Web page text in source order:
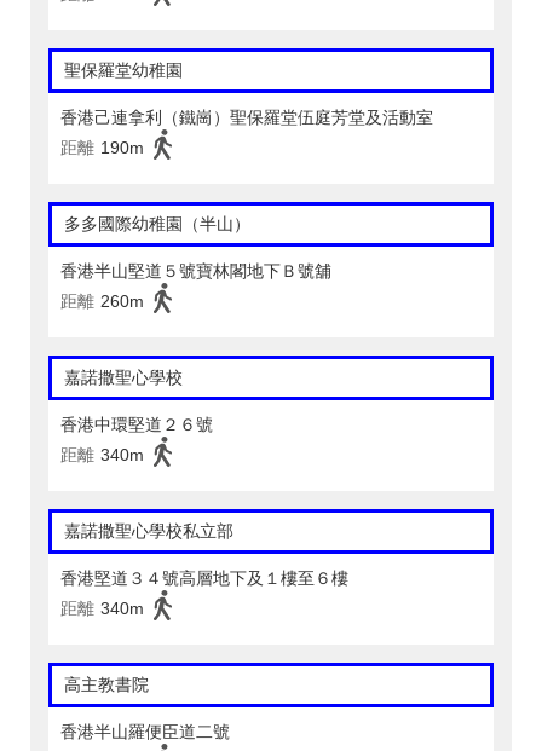
聖保羅堂幼稚園
香港己連拿利（鐵崗）聖保羅堂伍庭芳堂及活動室
距離 190m
多多國際幼稚園（半山）
香港半山堅道５號寶林閣地下Ｂ號舖
距離 260m
嘉諾撒聖心學校
香港中環堅道２６號
距離 340m
嘉諾撒聖心學校私立部
香港堅道３４號高層地下及１樓至６樓
距離 340m
高主教書院
香港半山羅便臣道二號